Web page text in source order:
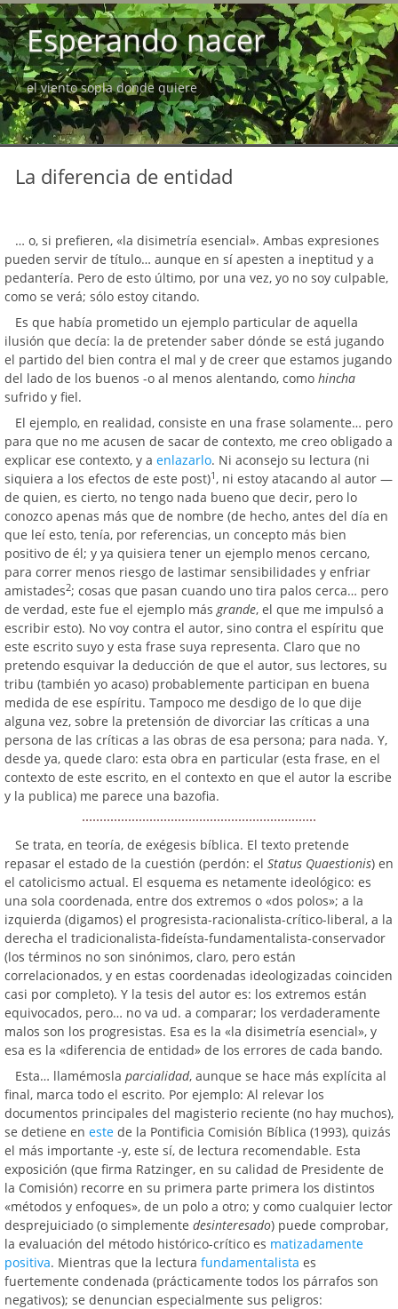
Esperando nacer
el viento sopla donde quiere
La diferencia de entidad
… o, si prefieren, «la disimetría esencial». Ambas expresiones
pueden servir de título… aunque en sí apesten a ineptitud y a
pedantería. Pero de esto último, por una vez, yo no soy culpable,
como se verá; sólo estoy citando.
Es que había prometido un ejemplo particular de aquella
ilusión que decía: la de pretender saber dónde se está jugando
el partido del bien contra el mal y de creer que estamos jugando
del lado de los buenos -o al menos alentando, como hincha
sufrido y fiel.
El ejemplo, en realidad, consiste en una frase solamente… pero
para que no me acusen de sacar de contexto, me creo obligado a
explicar ese contexto, y a enlazarlo. Ni aconsejo su lectura (ni
siquiera a los efectos de este post)1, ni estoy atacando al autor —
de quien, es cierto, no tengo nada bueno que decir, pero lo
conozco apenas más que de nombre (de hecho, antes del día en
que leí esto, tenía, por referencias, un concepto más bien
positivo de él; y ya quisiera tener un ejemplo menos cercano,
para correr menos riesgo de lastimar sensibilidades y enfriar
amistades2; cosas que pasan cuando uno tira palos cerca… pero
de verdad, este fue el ejemplo másgrande, el que me impulsó a
escribir esto). No voy contra el autor, sino contra el espíritu que
este escrito suyo y esta frase suya representa. Claro que no
pretendo esquivar la deducción de que el autor, sus lectores, su
tribu (también yo acaso) probablemente participan en buena
medida de ese espíritu. Tampoco me desdigo de lo que dije
alguna vez, sobre la pretensión de divorciar las críticas a una
persona de las críticas a las obras de esa persona; para nada. Y,
desde ya, quede claro: esta obra en particular (esta frase, en el
contexto de este escrito, en el contexto en que el autor la escribe
y la publica) me parece una bazofia.
Se trata, en teoría, de exégesis bíblica. El texto pretende
repasar el estado de la cuestión (perdón: el Status Quaestionis) en
el catolicismo actual. El esquema es netamente ideológico: es
una sola coordenada, entre dos extremos o «dos polos»; a la
izquierda (digamos) el progresista-racionalista-crítico-liberal, a la
derecha el tradicionalista-fideísta-fundamentalista-conservador
(los términos no son sinónimos, claro, pero están
correlacionados, y en estas coordenadas ideologizadas coinciden
casi por completo). Y la tesis del autor es: los extremos están
equivocados, pero… no va ud. a comparar; los verdaderamente
malos son los progresistas. Esa es la «la disimetría esencial», y
esa es la «diferencia de entidad» de los errores de cada bando.
Esta… llamémosla parcialidad, aunque se hace más explícita al
final, marca todo el escrito. Por ejemplo: Al relevar los
documentos principales del magisterio reciente (no hay muchos),
se detiene en este de la Pontificia Comisión Bíblica (1993), quizás
el más importante -y, este sí, de lectura recomendable. Esta
exposición (que firma Ratzinger, en su calidad de Presidente de
la Comisión) recorre en su primera parte primera los distintos
«métodos y enfoques», de un polo a otro; y como cualquier lector
desprejuiciado (o simplemente desinteresado) puede comprobar,
la evaluación del método histórico-crítico es matizadamente
positiva. Mientras que la lectura fundamentalista es
fuertemente condenada (prácticamente todos los párrafos son
negativos); se denuncian especialmente sus peligros: